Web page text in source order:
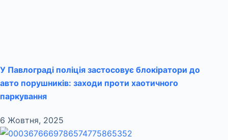
У Павлограді поліція застосовує блокіратори до
авто порушників: заходи проти хаотичного
паркування
6 Жовтня, 2025